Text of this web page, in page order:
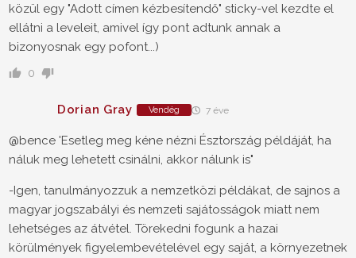
közül egy "Adott címen kézbesítendő" sticky-vel kezdte el
ellátni a leveleit, amivel így pont adtunk annak a
bizonyosnak egy pofont...)
0
Dorian Gray Vendég 7 éve
@bence 'Esetleg meg kéne nézni Észtország példáját, ha
náluk meg lehetett csinálni, akkor nálunk is"
-Igen, tanulmányozzuk a nemzetközi példákat, de sajnos a
magyar jogszabályi és nemzeti sajátosságok miatt nem
lehetséges az átvétel. Törekedni fogunk a hazai
körülmények figyelembevételével egy saját, a környezetnek